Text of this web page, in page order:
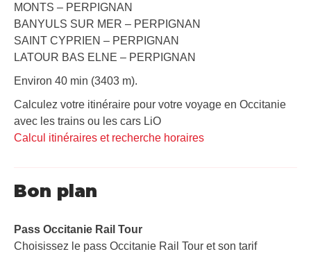
MONTS – PERPIGNAN
BANYULS SUR MER – PERPIGNAN
SAINT CYPRIEN – PERPIGNAN
LATOUR BAS ELNE – PERPIGNAN
Environ 40 min (3403 m).
Calculez votre itinéraire pour votre voyage en Occitanie
avec les trains ou les cars LiO
Calcul itinéraires et recherche horaires
Bon plan
Pass Occitanie Rail Tour​
Choisissez le pass Occitanie Rail Tour et son tarif